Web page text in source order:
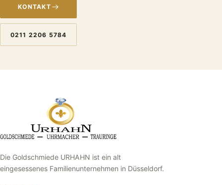
KONTAKT
0211 2206 5784
Die Goldschmiede URHAHN ist ein alt
eingesessenes Familienunternehmen in Düsseldorf.